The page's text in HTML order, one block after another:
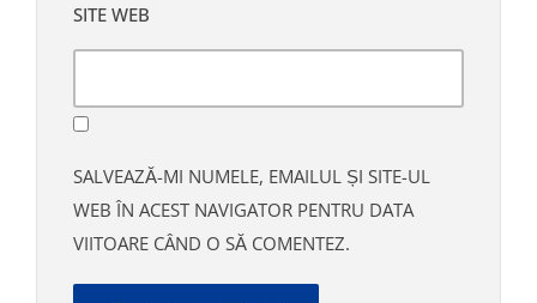
SITE WEB
SALVEAZĂ-MI NUMELE, EMAILUL ȘI SITE-UL
WEB ÎN ACEST NAVIGATOR PENTRU DATA
VIITOARE CÂND O SĂ COMENTEZ.